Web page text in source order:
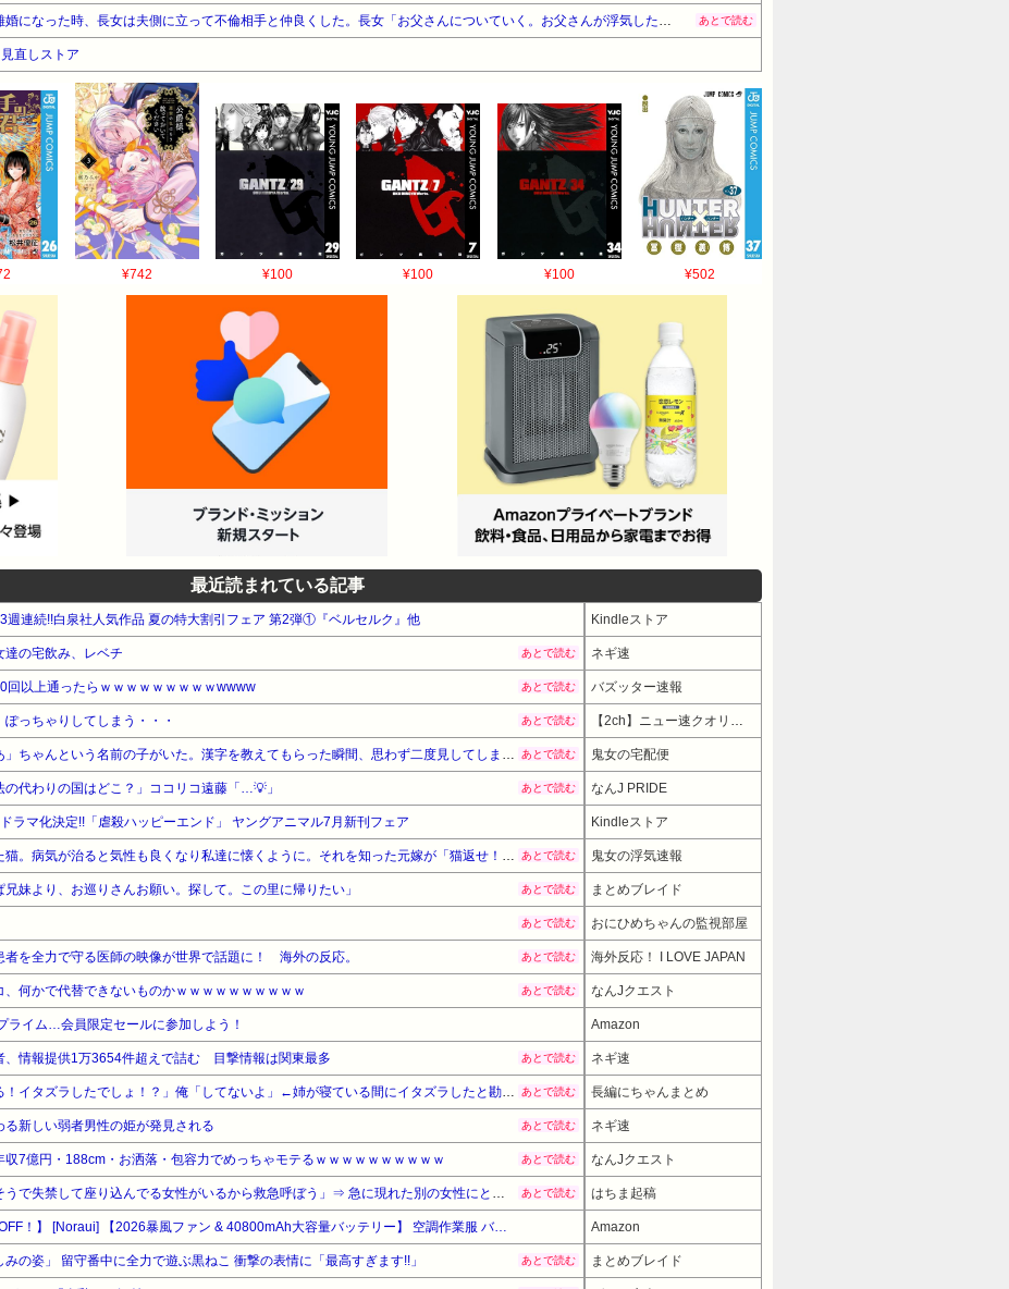
。だから、私・・・。 ← ここで離婚用紙なんぞ出してみる？あとは、ごめんね、泣く
、旦那を好きだと言う。好きだと言われて旦那がｳﾎと思ったら悪口言う。飴とムチを交互に。
さん＠ＨＯＭＥ2010/12/23(木) 13:52:24トメ宅ってウトトメの二人住まい？それ以外に誰か同居して
は大きいの頼もう！ってなったのかもしれん。602:5742010/12/23(木) 14:07:48コツありがとうございま
残念ながらウトメ二人暮しです・・・。コトメがいますが一人暮らししてるので。旦那自体が昔からお金
で（汚家）ウトがDVしているのを見て育っていたり、ウトの借金とトメの借金の為に月10万仕送りしていた
のカードで70万くらい使い込んだり、なぜかコトメが旦那扶養に入っていて健康保険加入していたりで（親
いけどちょっと気持ち悪いですよね）こんな状態でお互い繋がっていたら心配で家庭が築けないという意見
からガッチガチに監視したい気分です。旦那だけの絶縁だったらいつかお金絡みで大きな問題になりそうで
ットしかないので切ってほしかったのです。604:名無しさん＠ＨＯＭＥ2010/12/23(木) 14:11:19コトメが旦
。切らせる権利は無いんだから。どういう結果になろうと、その配偶者を選んだ自己責任があるんだよ。
12/23(木) 14:17:38>>602今回のこともひどいけど、この人と一生夫婦でいたいって思って結婚したんだ
日後にしてやってきたんだよ。千里の道も一歩からで、始まったばかりだからね。ゆっくり色んなことを積
まだまだ大変なことはやってくるから。今はその練習じゃない？旦那操縦法の勉強も兼ねてるね。お金がら
も食べていけるけど、スーパーで愛を見せてもごはんは買えないから。ゆっくりゆっくりね。お互い頑張ろ
Ｅ2010/12/23(木) 14:24:05金ヅルの奪い合いに見えてきた旦那にたいしての愛情も、あまり残ってなさ気だ
物件に思える613:名無しさん＠ＨＯＭＥ2010/12/23(木) 14:28:41まだまだ新婚お花畑脳だから、「義実家を
い込んでるだろうけど、そうやって義実家に何かと支援しようとする旦那なんでしょ？もう無理なんだよ。
くてごめんよ」ってしてるよ。今傷が浅いうちに逃げた方がいいよ。子供が生まれても、子供にかけるべき
お金がなくてﾀﾋにそうなの」なんて言ったら、いそいそと大事なお金を渡しにいくよ。身軽なうちに逃げ
2010/12/23(木) 14:30:05まだ早いっしょ子ども作るのはやめて、個人の貯金は手付かずで、逃げる準備と
張る時期だと思う。620:名無しさん＠ＨＯＭＥ2010/12/23(木) 14:43:16とりあえず一年頑張って矯正して
しさ622:5742010/12/23(木) 14:46:19本当に自己責任ですね。二日目なので婚姻届無効ってできるのかな？
ので後悔しきりです・・・。とりあえず証拠固め（旦那携帯のトメの悪口メール転送から）次、何かした
す。私は金ヅルなんて思ってませんでした。（学歴の格差がちょっとショックだったけど）愛情があった
ヅル目的なら黙ってATMとして扱いますってｗすごく節約して贅沢もなくやってきましたし、これから弁
実家が利用してるのが見えすぎて、「それっておかしいよ！」と親のあり方などを懇々と言って目が覚め
でした。旦那帰ってきたら、もうこういう事したら次はもう無理だからと泣き落としで話そうと思いま
にありがとうございました。こんなエネよりの弁護士もいるので弁護士立てる人は気を付けてください
ＭＥ2010/12/23(木) 14:49:32ケーキの大きさが、マンマ愛情の多さに見えるな馬鹿過ぎて…624:名無しさん
弁なのかなら正直早く逃げてー！って言いたい時間が経てばあなたのアラも見られる事になるから例
れんよ627:名無しさん＠ＨＯＭＥ2010/12/23(木) 14:58:28まあ、なんだ今日から録音できるものを用意し
思う631:名無しさん＠ＨＯＭＥ2010/12/23(木) 15:04:05「ケーキの値段が向こうの方が高かったんです！」
嫁乙で、旦那に同情が集まりそうだもんなあ弁護士に相談するのもありだけど、感情に任せて、自分が悔
ゃなくて、理屈としておかしい証拠を集めていかないと今の心理状態だと、第三者が見たら「嫁嫉妬乙」
だ634:名無しさん＠ＨＯＭＥ2010/12/23(木) 15:16:51とりあえず詳細な日記をつける事をすすめるICレコ
からねぇ640:名無しさん＠ＨＯＭＥ2010/12/23(木) 16:42:38弁護士だからって別に正義の味方じゃ無いし
た事無いけど、加害側に非常に優秀な弁護士が付いて被害側が泣き寝入りなんて世間ではよくある話643:
23(木) 16:59:37>「ウトメがﾀﾋんでも知らない！嫁子をいじめるから縁切って結婚する！！俺は味方だか
二日目で破れるというのも凄い神経だ。深刻さを理解していたら、今後自分だけは親と関わるつもりでも
けど端からまったく問題視していなかった、結婚するために勢いで絶縁宣言しただけだろうね。弁護士だ
されたということだ。引用元：…
あとで読む
直しストア
¥742 ¥100 ¥100 ¥100 ¥502
最近読まれている記事
3週連続!!白泉社人気作品 夏の特大割引フェア 第2弾①『ベルセルク』他 Kindleストア
達の宅飲み、レベチ あとで読む ネギ速
回以上通ったらｗｗｗｗｗｗｗｗｗwwww あとで読む バズッター速報
ぽっちゃりしてしまう・・・ あとで読む
あとで読む 鬼女の宅配便
代わりの国はどこ？」ココリコ遠藤「…💡」 あとで読む なんJ PRIDE
ラマ化決定!!「虐殺ハッピーエンド」 ヤングアニマル7月新刊フェア Kindleストア
あとで読む 鬼女の浮気速報
妹より、お巡りさんお願い。探して。この里に帰りたい」 あとで読む まとめブレイド
あとで読む おにひめちゃんの監視部屋
者を全力で守る医師の映像が世界で話題に！ 海外の反応。 あとで読む 海外反応！ I LOVE JAPAN
、何かで代替できないものかｗｗｗｗｗｗｗｗｗｗ あとで読む なんJクエスト
ライム…会員限定セールに参加しよう！ Amazon
、情報提供1万3654件超えで詰む 目撃情報は関東最多 あとで読む ネギ速
あとで読む 長編にちゃんまとめ
る新しい弱者男性の姫が発見される あとで読む ネギ速
収7億円・188cm・お洒落・包容力でめっちゃモテるｗｗｗｗｗｗｗｗｗｗ あとで読む なんJクエスト
あとで読む はちま起稿
【タイムセール】【79%OFF！】 [Noraui] 【2026暴風ファン & 40800mAh大容量バッテリー】 空調作業服 バッテリーファンセット ファン付きベスト 作業用 ジャケット 空調ウェア 空調扇風服 冷却 3段階風量調節 7.4V出力対応 UVカット 撥水加工 男女兼用 (JP, アルファベット, L, ブラック（ベスト）) Amazon
みの姿」 留守番中に全力で遊ぶ黒ねこ 衝撃の表情に「最高すぎます!!」 あとで読む まとめブレイド